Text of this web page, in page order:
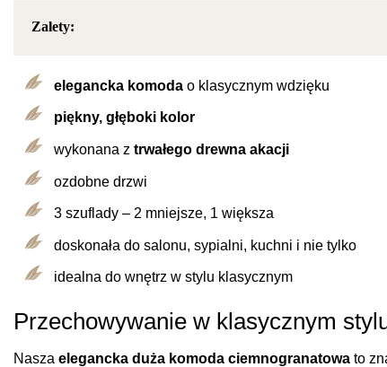
Zalety:
elegancka komoda o klasycznym wdzięku
piękny, głęboki kolor
wykonana z trwałego drewna akacji
ozdobne drzwi
3 szuflady – 2 mniejsze, 1 większa
doskonała do salonu, sypialni, kuchni i nie tylko
idealna do wnętrz w stylu klasycznym
Przechowywanie w klasycznym
Nasza elegancka duża komoda ciemnogranatowa to